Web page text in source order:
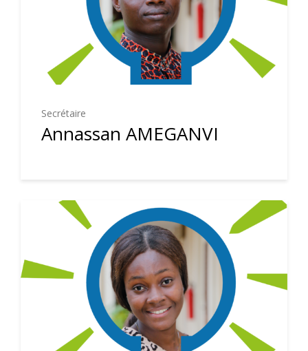
Secrétaire
Annassan AMEGANVI